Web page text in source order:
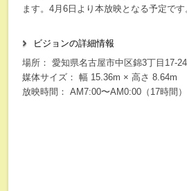
ます。4月6日より本放映となる予定です
ビジョンの詳細情報
場所： 愛知県名古屋市中区錦3丁目17-24
媒体サイズ： 幅 15.36m × 高さ 8.64m
放映時間： AM7:00〜AM0:00（17時間）